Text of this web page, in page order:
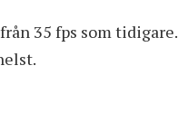
35 fps som tidigare.